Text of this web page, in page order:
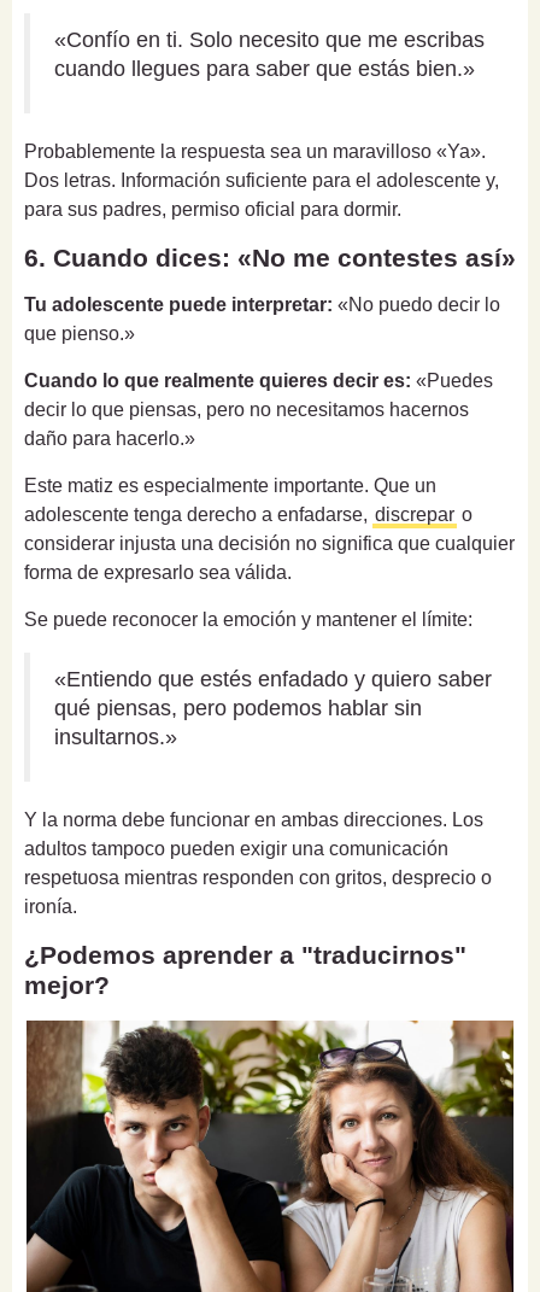
«Confío en ti. Solo necesito que me escribas
cuando llegues para saber que estás bien.»
Probablemente la respuesta sea un maravilloso «Ya».
Dos letras. Información suficiente para el adolescente y,
para sus padres, permiso oficial para dormir.
6. Cuando dices: «No me contestes así»
Tu adolescente puede interpretar: «No puedo decir lo
que pienso.»
Cuando lo que realmente quieres decir es: «Puedes
decir lo que piensas, pero no necesitamos hacernos
daño para hacerlo.»
Este matiz es especialmente importante. Que un
adolescente tenga derecho a enfadarse, discrepar o
considerar injusta una decisión no significa que cualquier
forma de expresarlo sea válida.
Se puede reconocer la emoción y mantener el límite:
«Entiendo que estés enfadado y quiero saber
qué piensas, pero podemos hablar sin
insultarnos.»
Y la norma debe funcionar en ambas direcciones. Los
adultos tampoco pueden exigir una comunicación
respetuosa mientras responden con gritos, desprecio o
ironía.
¿Podemos aprender a "traducirnos"
mejor?